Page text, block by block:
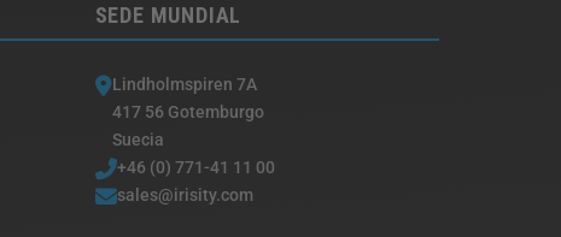
SEDE MUNDIAL
Lindholmspiren 7A
417 56 Gotemburgo
Suecia
+46 (0) 771-41 11 00
sales@irisity.com